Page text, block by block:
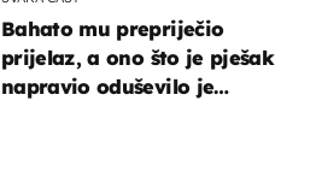
Bahato mu prepriječio
prijelaz, a ono što je pješak
napravio oduševilo je